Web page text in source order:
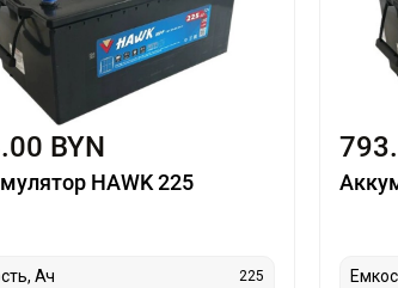
BYN
HAWK 225
Ач 225